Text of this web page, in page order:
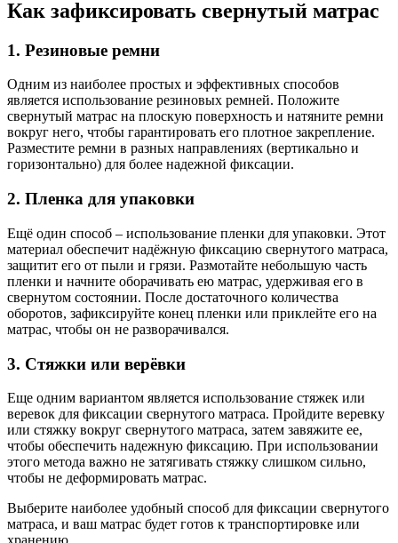
Как зафиксировать свернутый матрас
1. Резиновые ремни
Одним из наиболее простых и эффективных способов
является использование резиновых ремней. Положите
свернутый матрас на плоскую поверхность и натяните ремни
вокруг него, чтобы гарантировать его плотное закрепление.
Разместите ремни в разных направлениях (вертикально и
горизонтально) для более надежной фиксации.
2. Пленка для упаковки
Ещё один способ – использование пленки для упаковки. Этот
материал обеспечит надёжную фиксацию свернутого матраса,
защитит его от пыли и грязи. Размотайте небольшую часть
пленки и начните оборачивать ею матрас, удерживая его в
свернутом состоянии. После достаточного количества
оборотов, зафиксируйте конец пленки или приклейте его на
матрас, чтобы он не разворачивался.
3. Стяжки или верёвки
Еще одним вариантом является использование стяжек или
веревок для фиксации свернутого матраса. Пройдите веревку
или стяжку вокруг свернутого матраса, затем завяжите ее,
чтобы обеспечить надежную фиксацию. При использовании
этого метода важно не затягивать стяжку слишком сильно,
чтобы не деформировать матрас.
Выберите наиболее удобный способ для фиксации свернутого
матраса, и ваш матрас будет готов к транспортировке или